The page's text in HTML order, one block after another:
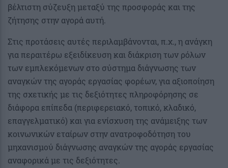
βέλτιστη σύζευξη μεταξύ της προσφοράς και της
ζήτησης στην αγορά αυτή.
Στις προτάσεις αυτές περιλαμβάνονται, π.χ., η ανάγκη
για περαιτέρω εξειδίκευση και διάκριση των ρόλων
των εμπλεκόμενων στο σύστημα διάγνωσης των
αναγκών της αγοράς εργασίας φορέων, για αξιοποίηση
της σχετικής με τις δεξιότητες πληροφόρησης σε
διάφορα επίπεδα (περιφερειακό, τοπικό, κλαδικό,
επαγγελματικό) και για ενίσχυση της ανάμειξης των
κοινωνικών εταίρων στην ανατροφοδότηση του
μηχανισμού διάγνωσης αναγκών της αγοράς εργασίας
αναφορικά με τις δεξιότητες.